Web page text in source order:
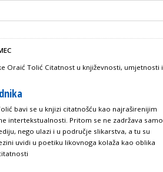
Oraić Tolić Citatnost u književnosti, umjetnosti i
bavi se u knjizi citatnošću kao najraširenijim
intertekstualnosti. Pritom se ne zadržava samo
nego ulazi i u područje slikarstva, a tu su
uvidi u poetiku likovnoga kolaža kao oblika